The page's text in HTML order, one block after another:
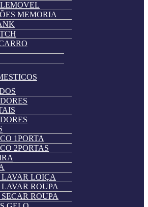
MEMORIA
1PORTA
2PORTAS
LOIÇA
ROUPA
ROUPA